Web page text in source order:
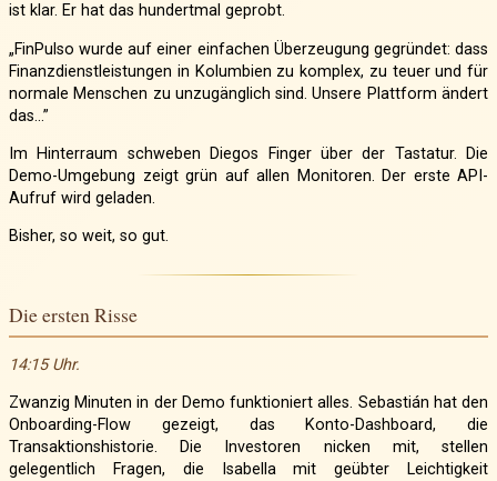
ist klar. Er hat das hundertmal geprobt.
„FinPulso wurde auf einer einfachen Überzeugung gegründet: dass
Finanzdienstleistungen in Kolumbien zu komplex, zu teuer und für
normale Menschen zu unzugänglich sind. Unsere Plattform ändert
das…”
Demo-Umgebung zeigt grün auf allen Monitoren. Der erste API-
Aufruf wird geladen.
Bisher, so weit, so gut.
Die ersten Risse
14:15 Uhr.
Zwanzig Minuten in der Demo funktioniert alles. Sebastián hat den
Onboarding-Flow gezeigt, das Konto-Dashboard, die
Transaktionshistorie. Die Investoren nicken mit, stellen
gelegentlich Fragen, die Isabella mit geübter Leichtigkeit